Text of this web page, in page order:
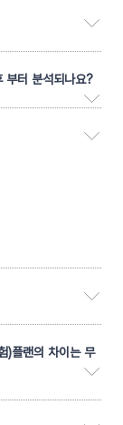
부터 분석되나요?
)플랜의 차이는 무